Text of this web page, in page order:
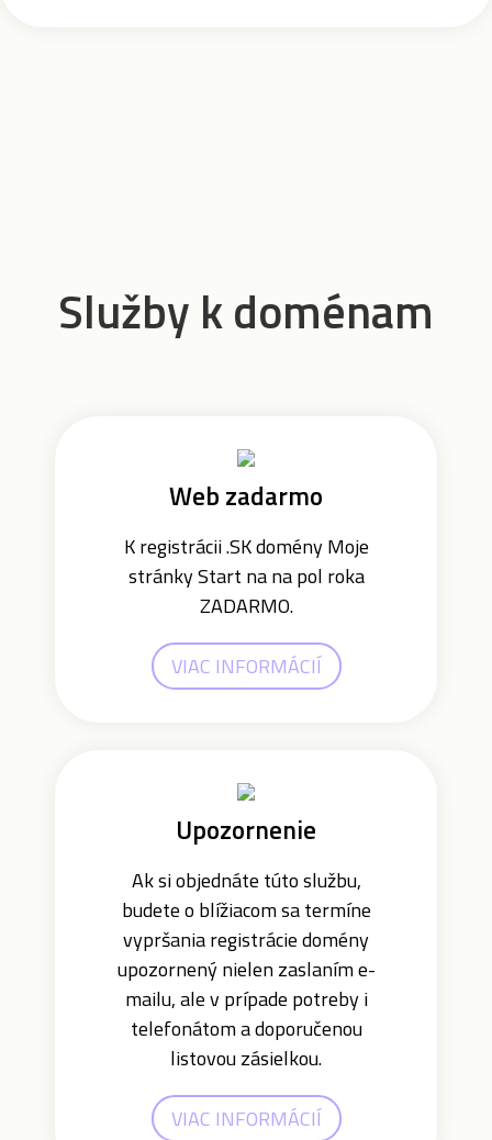
Služby k doménam
Web zadarmo
K registrácii .SK domény Moje
stránky Start na na pol roka
ZADARMO.
VIAC INFORMÁCIÍ
Upozornenie
Ak si objednáte túto službu,
budete o blížiacom sa termíne
vypršania registrácie domény
upozornený nielen zaslaním e-
mailu, ale v prípade potreby i
telefonátom a doporučenou
listovou zásielkou.
VIAC INFORMÁCIÍ